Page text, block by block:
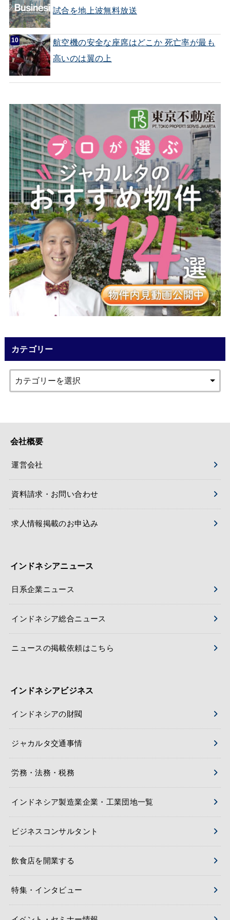
試合を地上波無料放送
航空機の安全な座席はどこか 死亡率が最も
高いのは翼の上
カテゴリー
会社概要
運営会社
資料請求・お問い合わせ
求人情報掲載のお申込み
インドネシアニュース
日系企業ニュース
インドネシア総合ニュース
ニュースの掲載依頼はこちら
インドネシアビジネス
インドネシアの財閥
ジャカルタ交通事情
労務・法務・税務
インドネシア製造業企業・工業団地一覧
ビジネスコンサルタント
飲食店を開業する
特集・インタビュー